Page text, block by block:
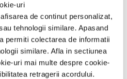
uri
de continut personalizat,
tehnologii similare. Apasand
permiti colectarea de informatii
similare. Afla in sectiunea
uri mai multe despre cookie-
retragerii acordului.